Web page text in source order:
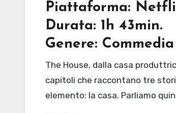
Piattaforma:
Durata: 1h 43min.
Genere:
The House, dalla casa
capitoli che raccontano tre
elemento: la casa. Parliamo